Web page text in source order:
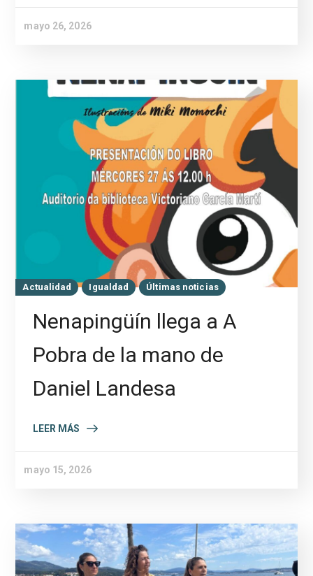
mayo 26, 2026
Actualidad Igualdad Últimas noticias
Nenapingüín llega a A
Pobra de la mano de
Daniel Landesa
LEER MÁS
mayo 15, 2026